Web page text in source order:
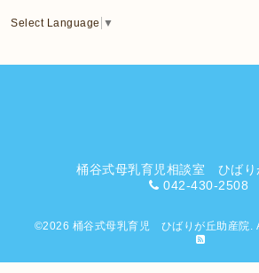
Select Language ▼
桶谷式母乳育児相談室 ひばり
042-430-2508
©2026 桶谷式母乳育児 ひばりが丘助産院.